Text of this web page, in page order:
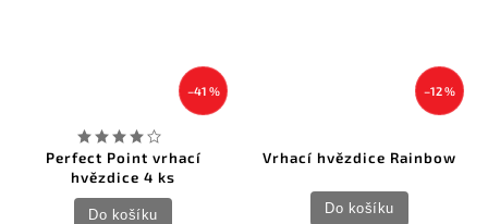
–41 %
Perfect Point vrhací
hvězdice 4 ks
Do košíku
–12 %
Vrhací hvězdice Rainbow
Do košíku